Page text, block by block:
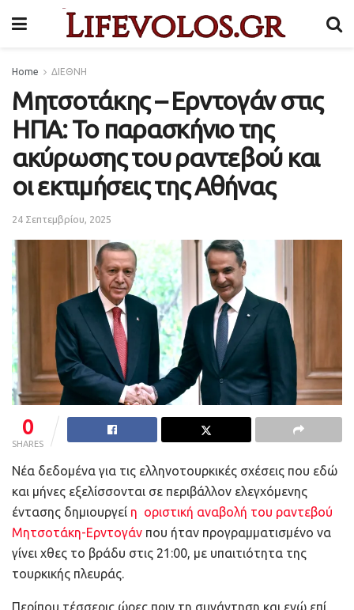
Home ΔΙΕΘΝΗ
Μητσοτάκης – Ερντογάν στις
ΗΠΑ: Το παρασκήνιο της
ακύρωσης του ραντεβού και
οι εκτιμήσεις της Αθήνας
24 Σεπτεμβρίου, 2025
0
SHARES
Νέα δεδομένα για τις ελληνοτουρκικές σχέσεις που εδώ
και μήνες εξελίσσονται σε περιβάλλον ελεγχόμενης
έντασης δημιουργεί η οριστική αναβολή του ραντεβού
Μητσοτάκη-Ερντογάν που ήταν προγραμματισμένο να
γίνει χθες το βράδυ στις 21:00, με υπαιτιότητα της
τουρκικής πλευράς.
Περίπου τέσσερις ώρες πριν τη συνάντηση και ενώ επί